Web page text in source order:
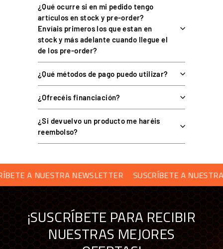
Compatibilidad Plataformas DOF Reality
Garantía 1 año completo
COMPATIBILIDAD
Plataformas: compatible con las
movimiento DOF Reality.
Pedales: pensado para alternar distintosjuegos de pedales
de carreras y de vuelo.
PREGUNTAS FRECUENTES SOBRE EL
QUICK RELEASE DE PEDALES
¿Para qué sirve el Quick Release de Pedales?
¿Qué ocurre si en mi pedido tengo
artículos en stock y pre-order?
Envíais primeros los que estan en
stock y más adelante cuando llegue el
de los pre-order?
¿Qué métodos de pago puedo utilizar?
¿Ofrecéis financiación?
¿Si devuelvo un producto me haréis
reembolso?
A NUESTRA NEWSLETTER SUSCRÍBETE A NUESTRA
¡SUSCRÍBETE PARA RECIBIR
NUESTRAS MEJORES